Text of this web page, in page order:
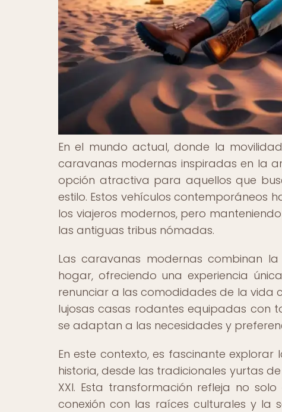
En el mundo actual, donde la
caravanas modernas inspiradas en la
opción atractiva para aquellos que
estilo. Estos vehículos contemporáneos
los viajeros modernos, pero
las antiguas tribus nómadas.
Las caravanas modernas combinan
hogar, ofreciendo una experiencia
renunciar a las comodidades de la vida
lujosas casas rodantes equipadas con
se adaptan a las necesidades y
En este contexto, es fascinante
historia, desde las tradicionales yurtas
XXI. Esta transformación refleja no
conexión con las raíces culturales y